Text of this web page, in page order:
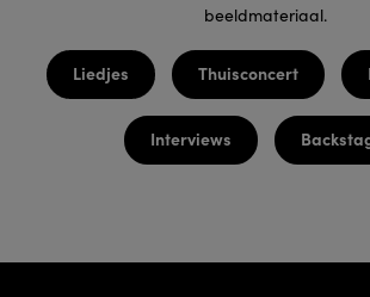
beeldmateriaal.
Liedjes Thuisconcert
Interviews